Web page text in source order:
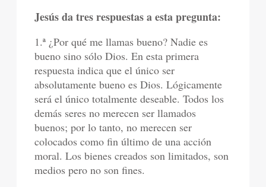
Jesús da tres respuestas a esta pregunta:
1.ª ¿Por qué me llamas bueno? Nadie es
bueno sino sólo Dios. En esta primera
respuesta indica que el único ser
absolutamente bueno es Dios. Lógicamente
será el único totalmente deseable. Todos los
demás seres no merecen ser llamados
buenos; por lo tanto, no merecen ser
colocados como fin último de una acción
moral. Los bienes creados son limitados, son
medios pero no son fines.